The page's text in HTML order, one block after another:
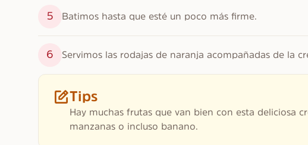
5 Batimos hasta que esté un poco más firme.
6 Servimos las rodajas de naranja acompañadas de la
Tips
Hay muchas frutas que van bien con esta deliciosa
manzanas o incluso banano.